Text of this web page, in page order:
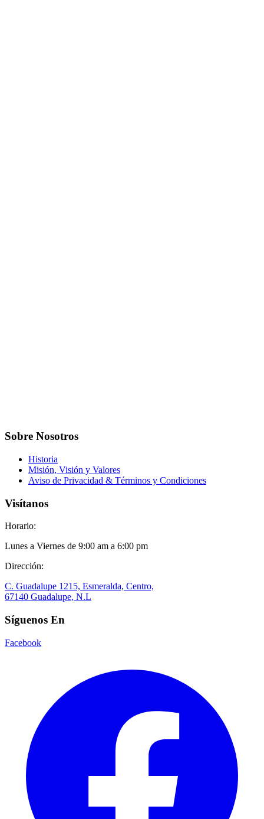
Sobre Nosotros
Historia
Misión, Visión y Valores
Aviso de Privacidad & Términos y Condiciones
Visítanos
Horario:
Lunes a Viernes de 9:00 am a 6:00 pm
Dirección:
C. Guadalupe 1215, Esmeralda, Centro,
67140 Guadalupe, N.L
Síguenos En
Facebook